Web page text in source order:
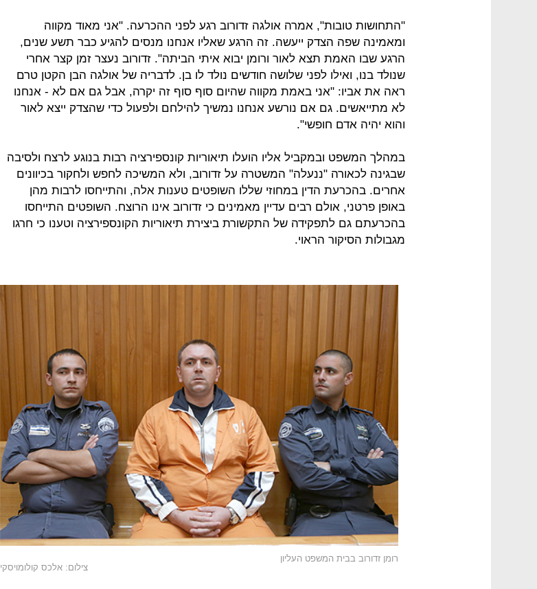
"התחושות טובות", אמרה אולגה זדורוב רגע לפני ההכרעה. "אני מאוד מקווה
ומאמינה שפה הצדק ייעשה. זה הרגע שאליו אנחנו מנסים להגיע כבר תשע שנים,
הרגע שבו האמת תצא לאור ורומן יבוא איתי הביתה". זדורוב נעצר זמן קצר אחרי
שנולד בנו, ואילו לפני שלושה חודשים נולד לו בן. לדבריה של אולגה הבן הקטן טרם
ראה את אביו: "אני באמת מקווה שהיום סוף סוף זה יקרה, אבל גם אם לא - אנחנו
לא מתייאשים. גם אם נורשע אנחנו נמשיך להילחם ולפעול כדי שהצדק ייצא לאור
והוא יהיה אדם חופשי".
במהלך המשפט ובמקביל אליו הועלו תיאוריות קונספירציה רבות בנוגע לרצח ולסיבה
שבגינה לכאורה "ננעלה" המשטרה על זדורוב, ולא המשיכה לחפש ולחקור בכיוונים
אחרים. בהכרעת הדין במחוזי שללו השופטים טענות אלה, והתייחסו לרבות מהן
באופן פרטני, אולם רבים עדיין מאמינים כי זדורוב אינו הרוצח. השופטים התייחסו
בהכרעתם גם לתפקידה של התקשורת ביצירת תיאוריות הקונספירציה וטענו כי חרגו
מגבולות הסיקור הראוי.
רומן זדורוב בבית המשפט העליון
צילום: אלכס קולומויסקי